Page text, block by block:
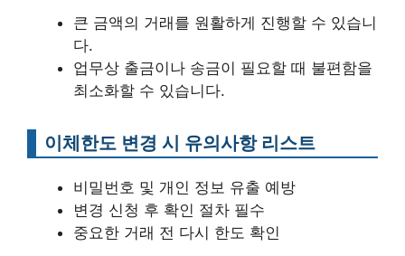
큰 금액의 거래를 원활하게 진행할 수 있습니
다.
업무상 출금이나 송금이 필요할 때 불편함을
최소화할 수 있습니다.
이체한도 변경 시 유의사항 리스트
비밀번호 및 개인 정보 유출 예방
변경 신청 후 확인 절차 필수
중요한 거래 전 다시 한도 확인